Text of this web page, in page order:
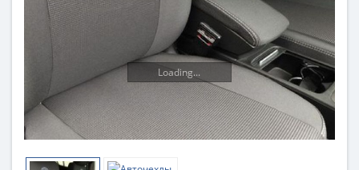
Loading...